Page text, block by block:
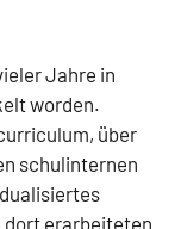
Jahre in
worden.
über
schulinternen
dort erarbeiteten